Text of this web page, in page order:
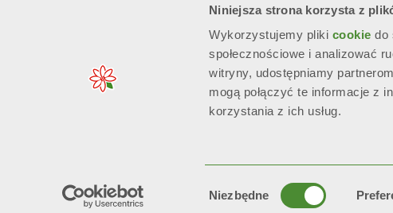
Niniejsza strona korzysta z
Wykorzystujemy pliki cookiedo
społecznościowe i analizować
witryny, udostępniamy
mogą połączyć te informacje z
korzystania z ich usług.
Niezbędne
Sede Legale e Amministrativa
Via Cerreto, 40 - 25079 VOBARNO